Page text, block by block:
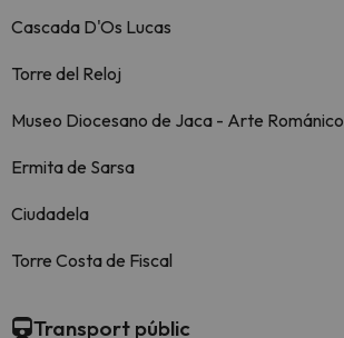
Cascada D'Os Lucas
Torre del Reloj
Museo Diocesano de Jaca - Arte Románico
Ermita de Sarsa
Ciudadela
Torre Costa de Fiscal
Transport públic